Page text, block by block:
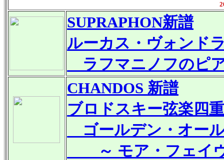
SUPRAPHON新譜
ルーカス・ヴォンド
ラフマニノフのピ
CHANDOS 新譜
ブロドスキー弦楽四
ゴールデン・オー
～ モア・フェイ